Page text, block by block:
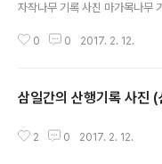
자작나무 기록 사진 마가목나무
0 0 2017. 2. 12.
삼일간의 산행기록 사진 (
2 0 2017. 2. 12.